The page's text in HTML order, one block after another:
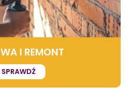
I REMONT
SPRAWDŹ